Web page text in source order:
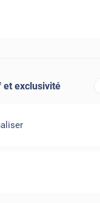
et exclusivité